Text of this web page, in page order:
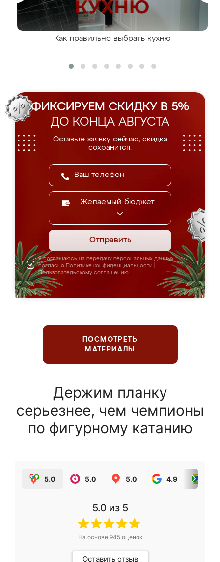
Как правильно выбрать кухню
ФИКСИРУЕМ СКИДКУ В 5%
ДО КОНЦА АВГУСТА
Оставьте заявку сейчас, скидка
сохранится.
Желаемый бюджет
Отправить
Я соглашаюсь на передачу персональных данных
согласно Политике конфиденциальности
Пользовательскому соглашению
ПОСМОТРЕТЬ
МАТЕРИАЛЫ
Держим планку
серьезнее, чем чемпионы
по фигурному катанию
5.0 5.0 5.0 4.9
5.0 из 5
На основе 945оценок
Оставить отзыв